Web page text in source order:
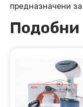
предназначени
Подобни